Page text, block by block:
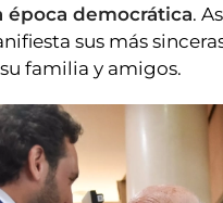
época democrática.
sus más
familia y amigos.